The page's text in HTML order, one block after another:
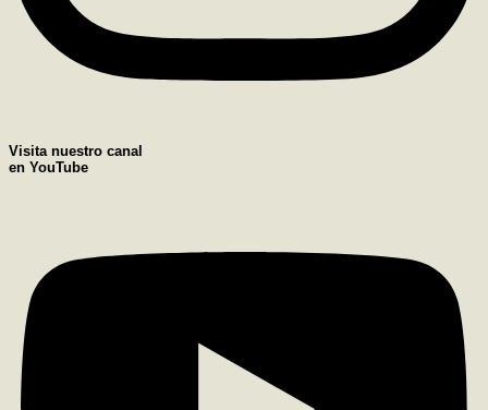
Visita nuestro canal
en YouTube